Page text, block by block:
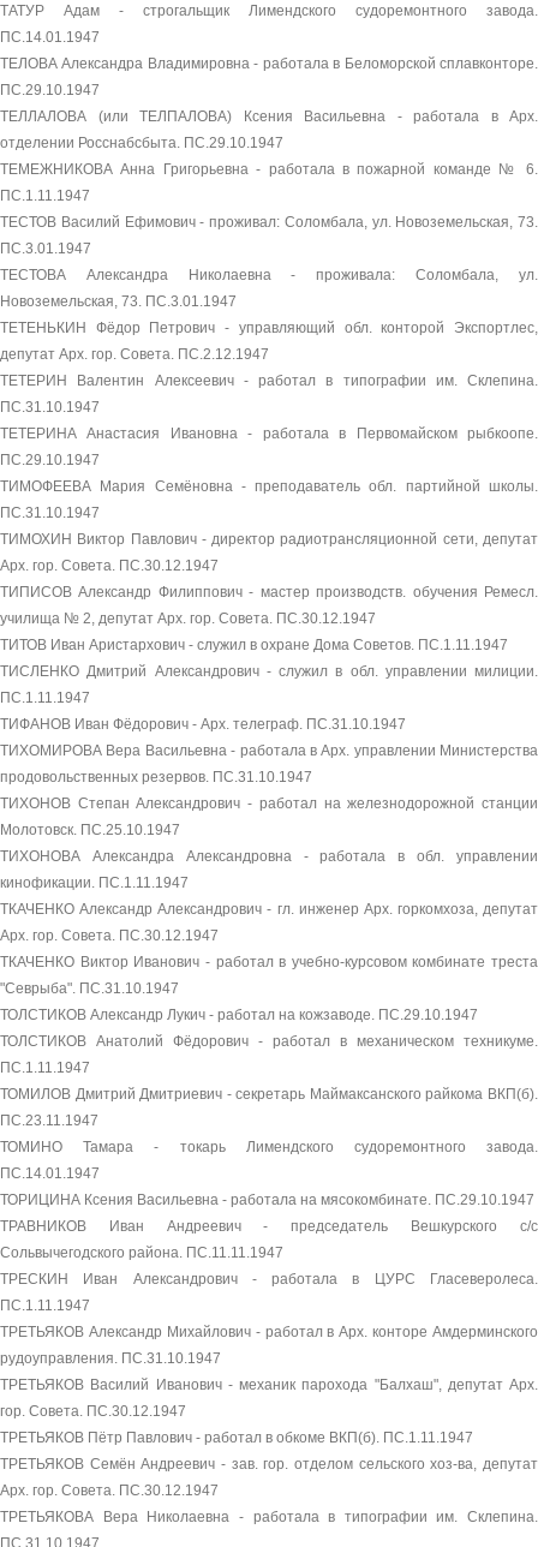
ТАТУР Адам - строгальщик Лимендского судоремонтного завода.
ПС.14.01.1947
ТЕЛОВА Александра Владимировна - работала в Беломорской сплавконторе.
ПС.29.10.1947
ТЕЛЛАЛОВА (или ТЕЛПАЛОВА) Ксения Васильевна - работала в Арх.
отделении Росснабсбыта. ПС.29.10.1947
ТЕМЕЖНИКОВА Анна Григорьевна - работала в пожарной команде № 6.
ПС.1.11.1947
ТЕСТОВ Василий Ефимович - проживал: Соломбала, ул. Новоземельская, 73.
ПС.3.01.1947
ТЕСТОВА Александра Николаевна - проживала: Соломбала, ул.
Новоземельская, 73. ПС.3.01.1947
ТЕТЕНЬКИН Фёдор Петрович - управляющий обл. конторой Экспортлес,
депутат Арх. гор. Совета. ПС.2.12.1947
ТЕТЕРИН Валентин Алексеевич - работал в типографии им. Склепина.
ПС.31.10.1947
ТЕТЕРИНА Анастасия Ивановна - работала в Первомайском рыбкоопе.
ПС.29.10.1947
ТИМОФЕЕВА Мария Семёновна - преподаватель обл. партийной школы.
ПС.31.10.1947
ТИМОХИН Виктор Павлович - директор радиотрансляционной сети, депутат
Арх. гор. Совета. ПС.30.12.1947
ТИПИСОВ Александр Филиппович - мастер производств. обучения Ремесл.
училища № 2, депутат Арх. гор. Совета. ПС.30.12.1947
ТИТОВ Иван Аристархович - служил в охране Дома Советов. ПС.1.11.1947
ТИСЛЕНКО Дмитрий Александрович - служил в обл. управлении милиции.
ПС.1.11.1947
ТИФАНОВ Иван Фёдорович - Арх. телеграф. ПС.31.10.1947
ТИХОМИРОВА Вера Васильевна - работала в Арх. управлении Министерства
продовольственных резервов. ПС.31.10.1947
ТИХОНОВ Степан Александрович - работал на железнодорожной станции
Молотовск. ПС.25.10.1947
ТИХОНОВА Александра Александровна - работала в обл. управлении
кинофикации. ПС.1.11.1947
ТКАЧЕНКО Александр Александрович - гл. инженер Арх. горкомхоза, депутат
Арх. гор. Совета. ПС.30.12.1947
ТКАЧЕНКО Виктор Иванович - работал в учебно-курсовом комбинате треста
"Севрыба". ПС.31.10.1947
ТОЛСТИКОВ Александр Лукич - работал на кожзаводе. ПС.29.10.1947
ТОЛСТИКОВ Анатолий Фёдорович - работал в механическом техникуме.
ПС.1.11.1947
ТОМИЛОВ Дмитрий Дмитриевич - секретарь Маймаксанского райкома ВКП(б).
ПС.23.11.1947
ТОМИНО Тамара - токарь Лимендского судоремонтного завода.
ПС.14.01.1947
ТОРИЦИНА Ксения Васильевна - работала на мясокомбинате. ПС.29.10.1947
ТРАВНИКОВ Иван Андреевич - председатель Вешкурского с/с
Сольвычегодского района. ПС.11.11.1947
ТРЕСКИН Иван Александрович - работала в ЦУРС Гласеверолеса.
ПС.1.11.1947
ТРЕТЬЯКОВ Александр Михайлович - работал в Арх. конторе Амдерминского
рудоуправления. ПС.31.10.1947
ТРЕТЬЯКОВ Василий Иванович - механик парохода "Балхаш", депутат Арх.
гор. Совета. ПС.30.12.1947
ТРЕТЬЯКОВ Пётр Павлович - работал в обкоме ВКП(б). ПС.1.11.1947
ТРЕТЬЯКОВ Семён Андреевич - зав. гор. отделом сельского хоз-ва, депутат
Арх. гор. Совета. ПС.30.12.1947
ТРЕТЬЯКОВА Вера Николаевна - работала в типографии им. Склепина.
ПС.31.10.1947